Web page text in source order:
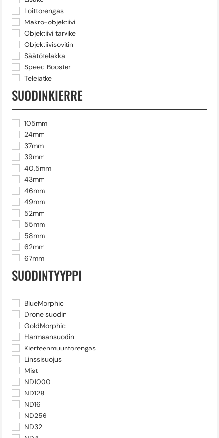
Loittorengas
Makro-objektiivi
Objektiivi tarvike
Objektiivisovitin
Säätötelakka
Speed Booster
Telejatke
Telezoom
Ultrazoom
VDSLR-objektiivit
Zoom -objektiivi
SUODINKIERRE
105mm
24mm
37mm
39mm
40,5mm
43mm
46mm
49mm
52mm
55mm
58mm
62mm
67mm
72mm
77mm
82mm
86mm
95mm
Mavic 2 Pro
Mavic 3 Pro
Osmo Action
Osmo Pocket
Pocket 2
SUODINTYYPPI
BlueMorphic
Drone suodin
GoldMorphic
Harmaansuodin
Kierteenmuuntorengas
Linssisuojus
Mist
ND1000
ND128
ND16
ND256
ND32